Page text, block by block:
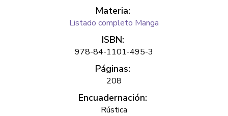
Materia:
Listado completo Manga
ISBN:
978-84-1101-495-3
Páginas:
208
Encuadernación:
Rústica